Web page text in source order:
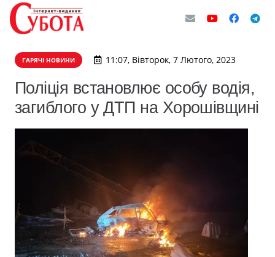
ГАРЯЧІ НОВИНИ 11:07, Вівторок, 7 Лютого, 2023
Поліція встановлює особу водія,
загиблого у ДТП на Хорошівщині